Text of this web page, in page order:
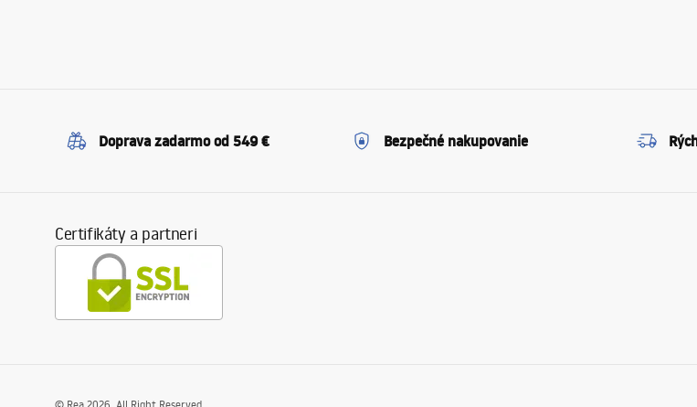
Doprava zadarmo od 549 € Bezpečné nakupovanie
Certifikáty a partneri